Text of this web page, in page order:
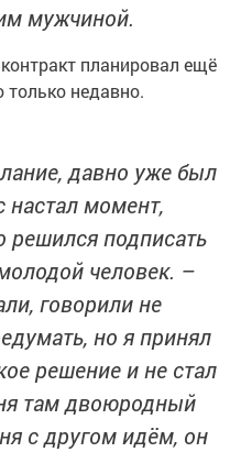
мужчиной.
планировал ещё
только недавно.
давно уже был
настал момент,
решился подписать
человек. –
говорили не
но я принял
решение и не стал
там двоюродный
с другом идём, он